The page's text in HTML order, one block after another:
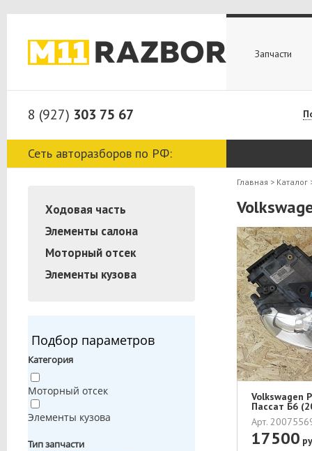
Запчасти
8 (927) 303 75 67
Сеть авторазборов по РФ:
Ходовая часть
Элементы салона
Моторный отсек
Элементы кузова
Подбор параметров
Категория
Моторный отсек
Элементы кузова
Тип запчасти
Главная > Каталог
Volkswagen
Пассат Б6
Арт.
17500